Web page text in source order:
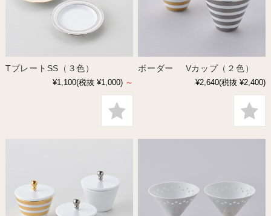
TプレートSS（３色）
¥1,100(税抜 ¥1,000) ～
ボーダー Vカップ（２色）
¥2,640(税抜 ¥2,400)